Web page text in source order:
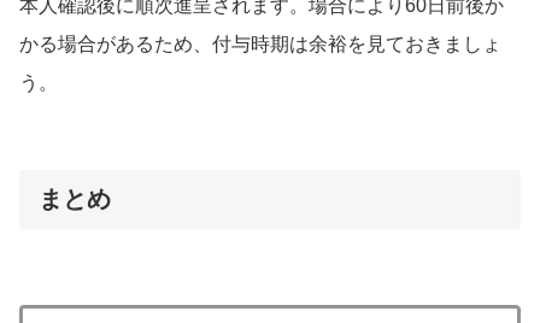
本人確認後に順次進呈されます。場合により60日前後か
かる場合があるため、付与時期は余裕を見ておきましょ
う。
まとめ